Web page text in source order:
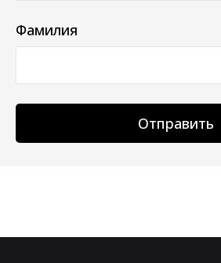
Фамилия
Отправить